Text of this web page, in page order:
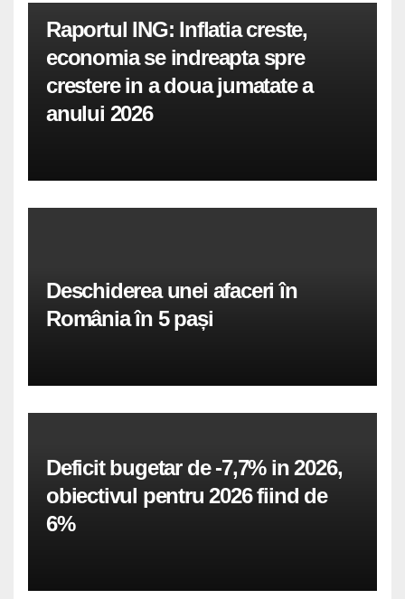
Raportul ING: Inflatia creste,
economia se indreapta spre
crestere in a doua jumatate a
anului 2026
Deschiderea unei afaceri în
România în 5 pași
Deficit bugetar de -7,7% in 2026,
obiectivul pentru 2026 fiind de
6%